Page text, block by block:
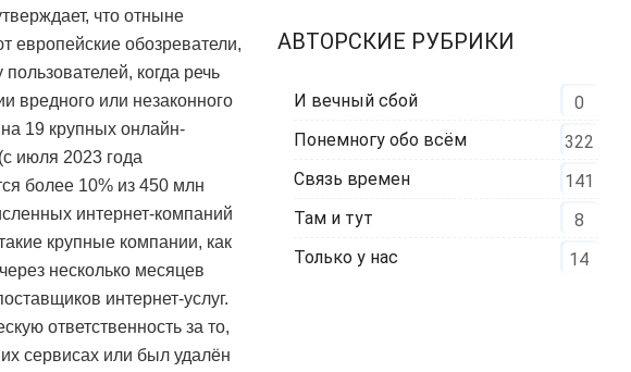
что отныне
европейские обозреватели,
когда речь
вредного или незаконного
19 крупных онлайн-
июля 2023 года
более 10% из 450 млн
интернет-компаний
крупные компании, как
несколько месяцев
интернет-услуг.
ответственность за то,
сервисах или был удалён
АВТОРСКИЕ РУБРИКИ
И вечный сбой
0
Понемногу обо всём
322
Связь времен
141
Там и тут
8
Только у нас
14